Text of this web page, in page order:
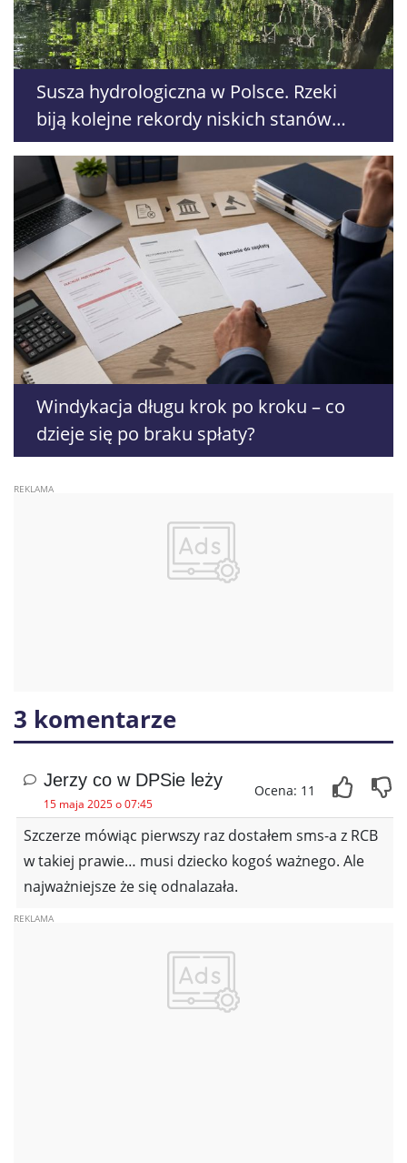
Susza hydrologiczna w Polsce. Rzeki
biją kolejne rekordy niskich stanów
wody
Windykacja długu krok po kroku – co
dzieje się po braku spłaty?
3 komentarze
Jerzy co w DPSie leży
15 maja 2025 o 07:45
Ocena: 11
Szczerze mówiąc pierwszy raz dostałem sms-a z RCB
w takiej prawie… musi dziecko kogoś ważnego. Ale
najważniejsze że się odnalazała.